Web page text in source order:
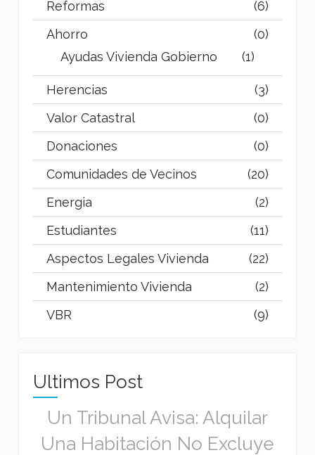
Reformas
(6)
Ahorro
(0)
Ayudas Vivienda Gobierno
(1)
Herencias
(3)
Valor Catastral
(0)
Donaciones
(0)
Comunidades de Vecinos
(20)
Energia
(2)
Estudiantes
(11)
Aspectos Legales Vivienda
(22)
Mantenimiento Vivienda
(2)
VBR
(9)
Ultimos Post
Un Tribunal Avisa: Alquilar
Una Habitación No Excluye